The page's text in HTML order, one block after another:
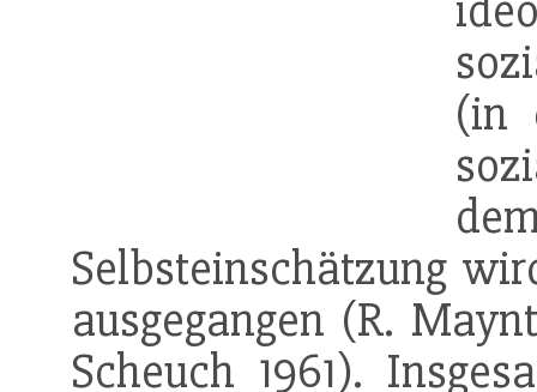
(in
Selbsteinschätzung
ausgegangen (R.
Scheuch 1961).